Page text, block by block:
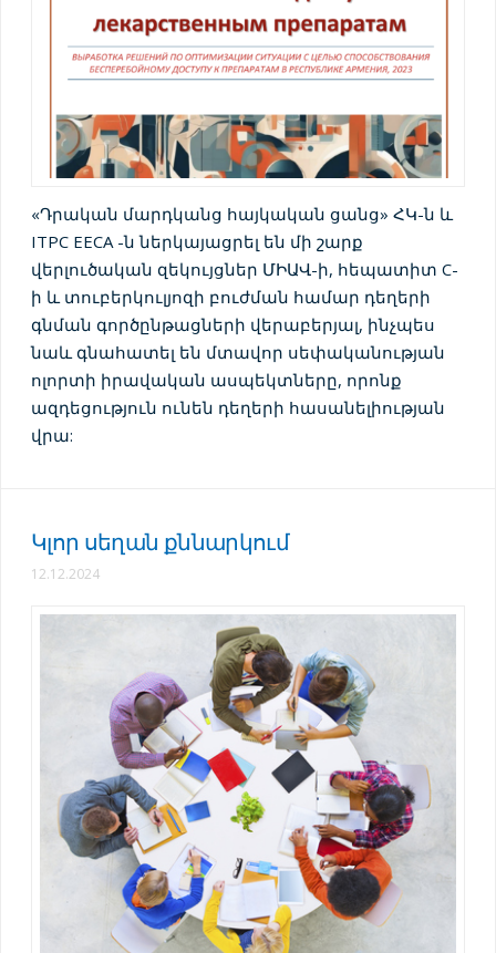
«Դրական մարդկանց հայկական ցանց» ՀԿ-ն և
ITPC EECA -ն ներկայացրել են մի շարք
վերլուծական զեկույցներ ՄԻԱՎ-ի, հեպատիտ C-
ի և տուբերկուլյոզի բուժման համար դեղերի
գնման գործընթացների վերաբերյալ, ինչպես
նաև գնահատել են մտավոր սեփականության
ոլորտի իրավական ասպեկտները, որոնք
ազդեցություն ունեն դեղերի հասանելիության
վրա:
Կլոր սեղան քննարկում
12.12.2024